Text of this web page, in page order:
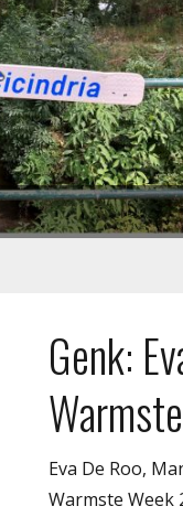
Genk:
Eva De Roo,
Warmste Week